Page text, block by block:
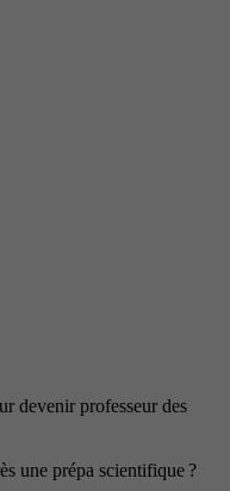
devenir professeur des
une prépa scientifique ?